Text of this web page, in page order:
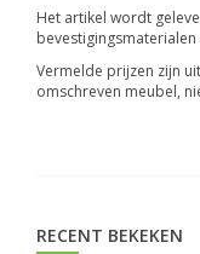
Het artikel wordt
Vermelde prijzen zijn
omschreven meubel,
RECENT BEKEKEN